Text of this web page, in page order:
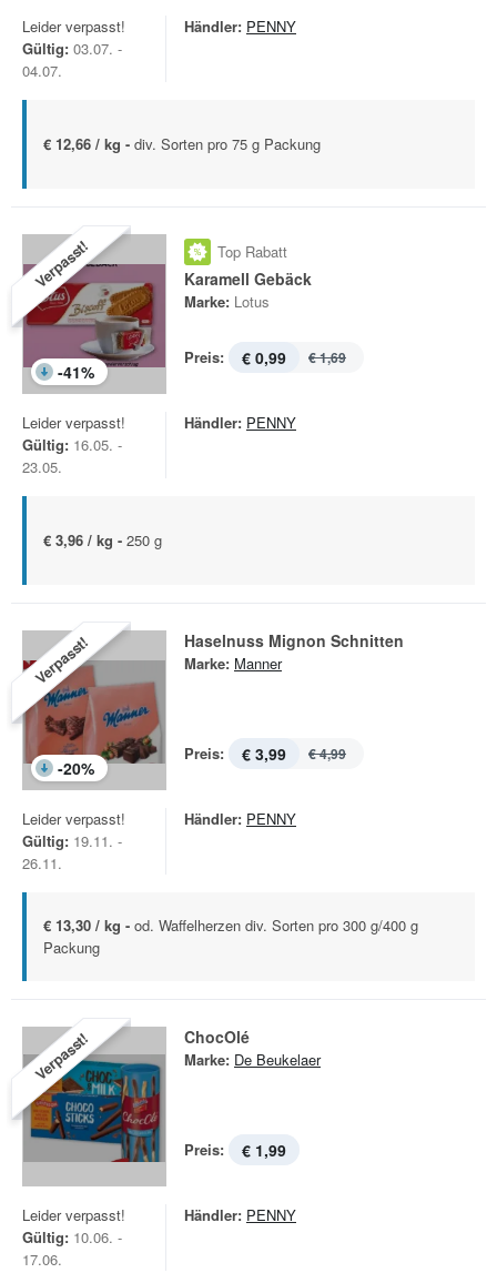
Leider verpasst!
Gültig: 03.07. -
04.07.
Händler: PENNY
€ 12,66 / kg - div. Sorten pro 75 g Packung
Verpasst!
-41%
Top Rabatt
Karamell Gebäck
Marke: Lotus
Preis: € 0,99 € 1,69
Leider verpasst!
Gültig: 16.05. -
23.05.
Händler: PENNY
€ 3,96 / kg - 250 g
Verpasst!
-20%
Haselnuss Mignon Schnitten
Marke: Manner
Preis: € 3,99 € 4,99
Leider verpasst!
Gültig: 19.11. -
26.11.
Händler: PENNY
€ 13,30 / kg - od. Waffelherzen div. Sorten pro 300 g/400 g
Packung
Verpasst! ChocOlé
Marke: De Beukelaer
Preis: € 1,99
Leider verpasst!
Gültig: 10.06. -
17.06.
Händler: PENNY